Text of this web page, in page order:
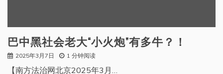
巴中黑社会老大“小火炮”有多牛？！
2025年3月7日 1 分钟阅读
【南方法治网北京2025年3月…